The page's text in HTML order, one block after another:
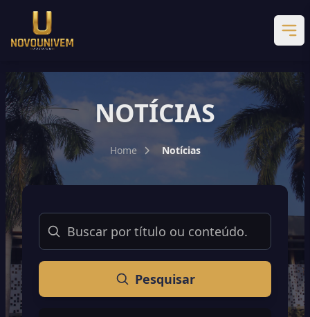
NOTÍCIAS
Home Notícias
Buscar
Pesquisar